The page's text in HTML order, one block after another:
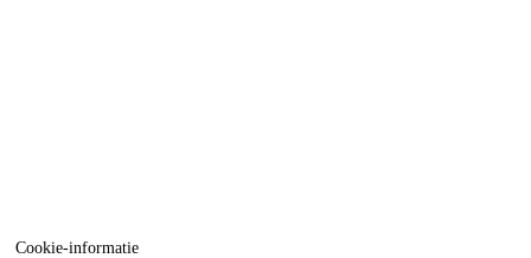
Cookie-informatie